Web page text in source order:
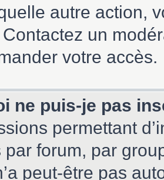
autre action,
un
votre accès.
ne puis-je pas
permettant
forum, par
peut-être pas